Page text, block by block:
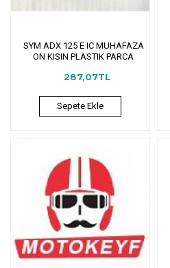
SYM ADX 125 E IC MUHAFAZA
ON KISIN PLASTIK PARCA
287,07TL
Sepete Ekle